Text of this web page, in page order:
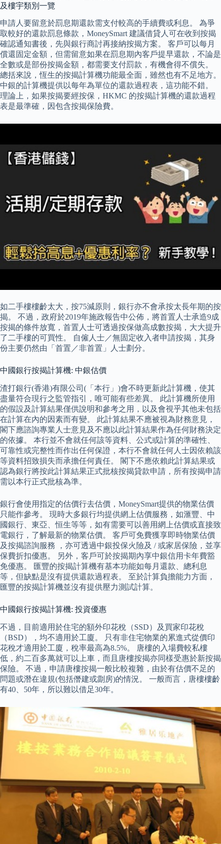
及樓宇類別一覽
申請人要留意於罰息期還款需支付較高的手續費或利息。 為爭
取較好的還款罰息條款，MoneySmart 建議借貸人可在收到按揭
確認通知書後，先與銀行商討再接納按揭方案。 客戶可以每月
償還固定金額，但需留意如果在罰息期內客戶提早還款，不論是
全數或是部份按揭金額，都需要支付罰款，有機會得不償失。
總括來說，恆生的按揭計算機功能最全面，雖然也有不足地方。
中銀的計算機提供以每年為單位的還款過程表，這功能不錯。
理論上，如果按揭要經按保，HKMC 的按揭計算機的還款過程
表是最準確，因包含按揭保險費。
如二手樓樓齡太大，按75減原則，銀行亦不會承按太長年期的按
揭。 不過，政府於2019年施政報告中公佈，將首置人士承造9成
按揭的條件放寬，首置人士可透過按保做高成數按揭，大大提升
了二手樓的可買性。 自僱人士／無固定收入者申請按揭，其身
份主要仍然由「首置／非首置」人士劃分。
中國銀行按揭計算機: 中銀估價
渣打銀行(香港)有限公司(「本行」)會不時更新此計算機，使其
盡量符合現行之監管指引，唯可能有些差異。 此計算機所使用
的假設及計算結果僅供說明和參考之用，以及會視乎其他未包括
在計算在內的因素而有變。 此計算結果不應被視為財務意見，
閣下應諮詢專業人士意見及不應以此計算結果作為任何財務決定
的依據。 本行並不會就任何該等資料、公式或計算的準確性、
可靠性或完整性而作出任何保證，本行不會就任何人士因依賴該
等資料招致損失而承擔任何責任。 閣下不應依賴此計算結果或
認為銀行將按此計算結果正式批核按揭貸款申請，所有按揭申請
需以本行正式批核為準。
銀行會使用指定的估價行去估價，MoneySmart提供的物業估價
只能作參考。 現時大多銀行均提供網上估價服務，如滙豐、中
國銀行、東亞、恒生等等，如有需要可以善用網上估價或直接致
電銀行，了解最新的物業估價。 客戶可免費獲享即時物業估價
及按揭諮詢服務 ，亦可透過中銀投保火險及 / 或家居保險，並享
保費折扣優惠。 另外，客戶可於按揭期內享中銀信用卡年費豁
免優惠。 匯豐的按揭計算機有基本功能如每月還款、總利息
等，但缺點是沒有提供還款過程表。 至於計算負擔能力方面，
匯豐的按揭計算機並沒有提供壓力測試計算。
中國銀行按揭計算機: 投資優惠
不過，目前適用於住宅的額外印花稅（SSD）及買家印花稅
（BSD），均不適用於工廈。 只有非住宅物業的累進式從價印
花稅才適用於工廈，稅率最高為8.5%。 唐樓的入場費較私樓
低，約二百多萬就可以上車，而且唐樓按揭亦同樣受惠於新按揭
保險。 不過，申請唐樓按揭一般比較複雜，由於有估價不足的
問題或潛在違規(包括僭建或劏房)的情況。 一般而言，唐樓樓齡
有40、50年，所以難以借足30年。